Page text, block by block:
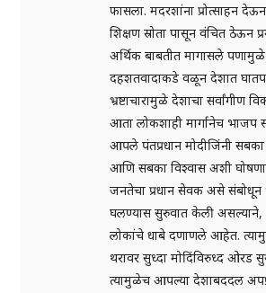
फासला. मदरशांना प्रोत्साहन
शिक्षण स्रोता पासून वंचित ठेऊन
अर्थिक बाबतीत मागासले
दहशतवादाकडे वळून देशात
भ्रष्टाचारामुळे देशाचा सर्वांगीण
आता लोकशाही मार्गानेच
आपले पंतप्रधान मोदीजिंनी
आणि सबका विश्वास अशी
जनतेचा प्रधान सेवक असे संबोधून
घलण्यास सुरुवात केली असल्याने,
लोकांचे धाबे दणाणले आहेत. त्यामुळे
थरावर सुध्दा मोदिंविरुध्द ओरड
त्यामुळेच आपल्या देशाबददल